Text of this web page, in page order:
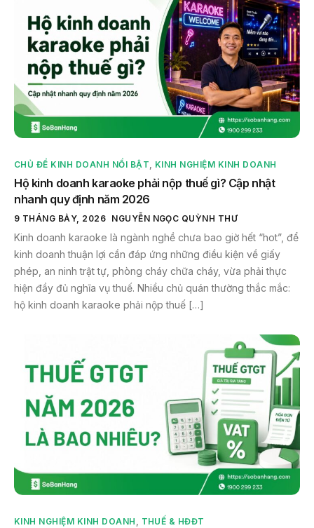
CHỦ ĐỀ KINH DOANH NỔI BẬT KINH NGHIỆM KINH DOANH
Hộ kinh doanh karaoke phải nộp thuế gì? Cập nhật
nhanh quy định năm 2026
9 THÁNG BẢY, 2026 NGUYỄN NGỌC QUỲNH THƯ
Kinh doanh karaoke là ngành nghề chưa bao giờ hết “hot”, để
kinh doanh thuận lợi cần đáp ứng những điều kiện về giấy
phép, an ninh trật tự, phòng cháy chữa cháy, vừa phải thực
hiện đầy đủ nghĩa vụ thuế. Nhiều chủ quán thường thắc mắc:
hộ kinh doanh karaoke phải nộp thuế […]
KINH NGHIỆM KINH DOANH , THUẾ & HĐĐT